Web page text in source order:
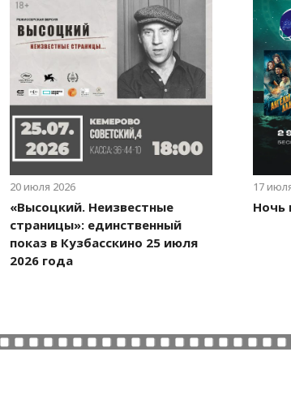
20 июля 2026
«Высоцкий. Неизвестные
страницы»: единственный
показ в Кузбасскино 25 июля
2026 года
17
Ночь